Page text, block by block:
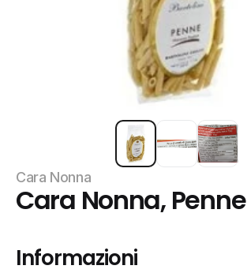
Cara Nonna
Cara Nonna, Penne
Informazioni